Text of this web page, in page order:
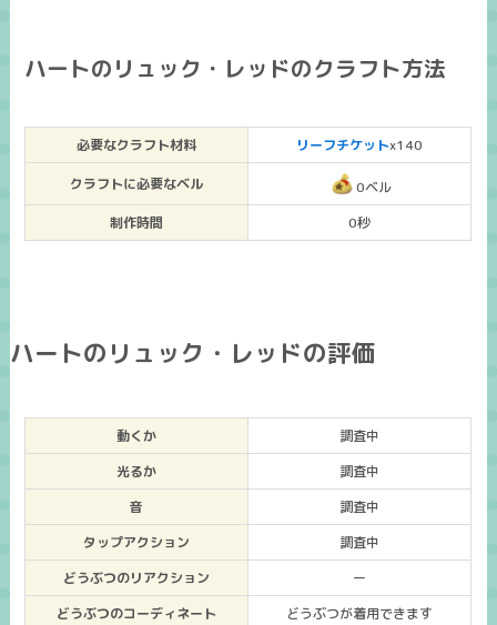
ハートのリュック・レッドのクラフト方法
必要なクラフト材料 リーフチケットx140
クラフトに必要なベル
0ベル
制作時間
0秒
ハートのリュック・レッドの評価
動くか
調査中
光るか
調査中
音
調査中
タップアクション
調査中
どうぶつのリアクション
ー
どうぶつのコーディネート
どうぶつが着用できます